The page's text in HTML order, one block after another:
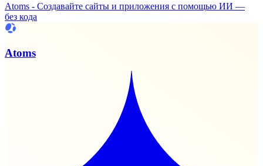
Atoms - Создавайте сайты и приложения с помощью ИИ —
без кода
Atoms